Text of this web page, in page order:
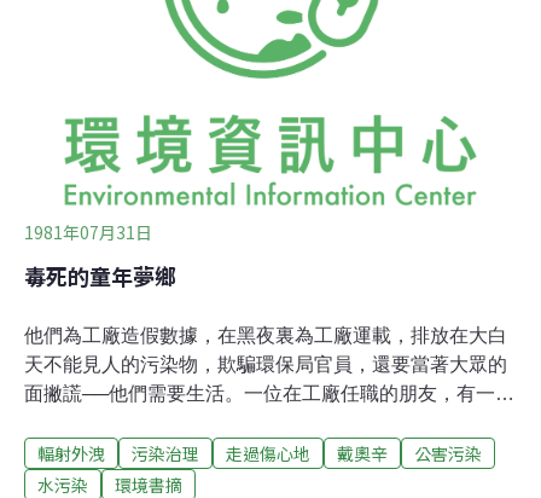
多數人是陌生的，它的意義更是大多數人莫名其妙的。一
個化學毒物的專家，可能要耗2個鐘頭去了解它，一個醫
師可能要費半天去弄懂它，一個知識分子可能要拼拼湊湊
輩子也搞不清楚。
1981年07月31日
毒死的童年夢鄉
他們為工廠造假數據，在黑夜裏為工廠運載，排放在大白
天不能見人的污染物，欺騙環保局官員，還要當著大眾的
面撇謊──他們需要生活。一位在工廠任職的朋友，有一回
童年曾經如何歡笑、活躍在這靜靜溪流中。他服務的工廠
排出來的廢水，「毒死」了他的「童年夢鄉」。這位父親
輻射外洩 污染治理 走過傷心地 戴奧辛
公害污染
水污染
環境書摘